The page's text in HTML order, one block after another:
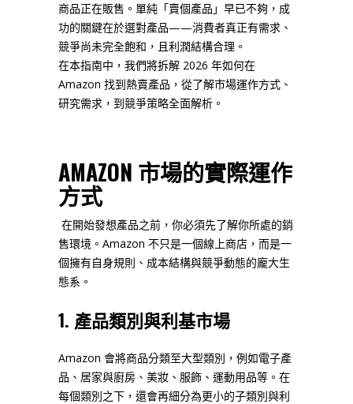
商品正在販售。單純「賣個產品」早已不夠，成
功的關鍵在於選對產品——消費者真正有需求、
競爭尚未完全飽和，且利潤結構合理。
在本指南中，我們將拆解 2026 年如何在
Amazon 找到熱賣產品，從了解市場運作方式、
研究需求，到競爭策略全面解析。
AMAZON 市場的實際運作
方式
在開始發想產品之前，你必須先了解你所處的銷
售環境。Amazon 不只是一個線上商店，而是一
個擁有自身規則、成本結構與競爭動態的龐大生
態系。
1. 產品類別與利基市場
Amazon 會將商品分類至大型類別，例如電子產
品、居家與廚房、美妝、服飾、運動用品等。在
每個類別之下，還會再細分為更小的子類別與利